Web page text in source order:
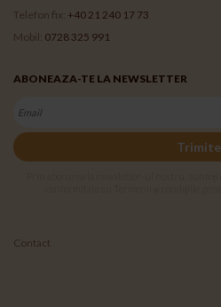
Telefon fix: +40 21 240 17 73
Mobil: 0728 325 991
ABONEAZA-TE LA NEWSLETTER
Trimite
Contact